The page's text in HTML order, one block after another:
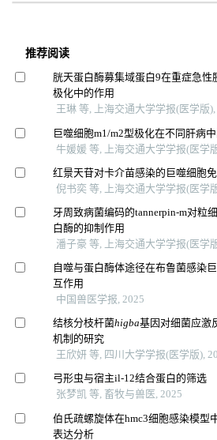
推荐阅读
胱天蛋白酶募集域蛋白9在重症急性
极化中的作用
王琳 等, 上海交通大学学报(医学版),
巨噬细胞m1/m2型极化在不同肝病
牛媛媛 等, 上海交通大学学报(医学
红景天苷对卡介苗感染的巨噬细胞
倪书奕 等, 上海交通大学学报(医学
牙周致病菌编码的tannerpin-m对粒
白酶的抑制作用
潘子豪 等, 上海交通大学学报(医学
自噬与蛋白酶体途径在布鲁菌感染
互作用
中国兽医学报, 2025
结核分枝杆菌higba基因对细菌应激
机制的研究
王欣妍 等, 四川大学学报(医学版),
弓形虫与宿主il-12结合蛋白的筛选
张梦凯 等, 畜牧与兽医, 2025
伯氏疏螺旋体在hmc3细胞感染模型
表达分析